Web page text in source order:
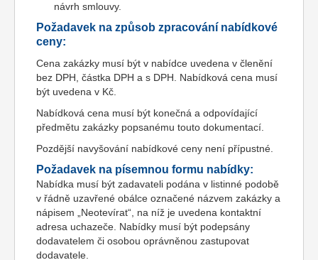
návrh smlouvy.
Požadavek na způsob zpracování nabídkové
ceny:
Cena zakázky musí být v nabídce uvedena v členění
bez DPH, částka DPH a s DPH. Nabídková cena musí
být uvedena v Kč.
Nabídková cena musí být konečná a odpovídající
předmětu zakázky popsanému touto dokumentací.
Pozdější navyšování nabídkové ceny není přípustné.
Požadavek na písemnou formu nabídky:
Nabídka musí být zadavateli podána v listinné podobě
v řádně uzavřené obálce označené názvem zakázky a
nápisem „Neotevírat“, na níž je uvedena kontaktní
adresa uchazeče. Nabídky musí být podepsány
dodavatelem či osobou oprávněnou zastupovat
dodavatele.